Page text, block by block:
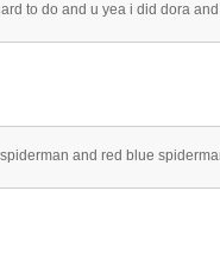
to do and u yea i did dora
and red blue